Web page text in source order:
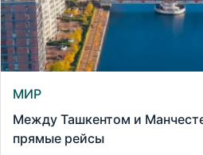
МИР
Между Ташкентом и
прямые рейсы